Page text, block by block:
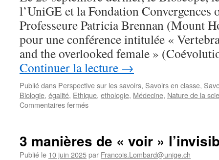
l’UniGE et la Fondation Convergences
Professeure Patricia Brennan (Mount
pour une conférence intitulée «
and the overlooked female »
Continuer la lecture →
Publié dans Perspective sur les savoirs, Savoirs en classe,
Biologie, égalité, Ethique, ethologie, Médecine, Nature de la
Commentaires ferméssur
les
vertébrés
3 manières de « voir »
Publié le 10 juin 2025par Francois.Lombard@unige.ch